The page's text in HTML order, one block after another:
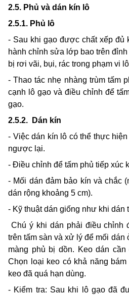
2.5. Phủ và dán kín lô
2.5.1. Phủ lô
- Sau khi gạo được chất xếp đủ
hành chỉnh sửa lớp bao trên
bị rơi vãi, bụi, rác trong phạm vi
- Thao tác nhẹ nhàng trùm tấm
cạnh lô gạo và điều chỉnh để
gạo.
2.5.2.
Dán kín
- Việc dán kín lô có thể thực
ngược lại.
- Điều chỉnh để tấm phủ tiếp xúc
- Mối dán đảm bảo kín và chắc
dán rộng khoảng 5 cm).
- Kỹ thuật dán giống như khi dán
Chú ý khi dán phải điều chỉnh
trên tấm sàn và xử lý để mối dán
màng phủ bị dồn. Keo dán
Chọn loại keo có khả năng
keo đã quá hạn dùng.
- Kiểm tra: Sau khi lô gạo đã